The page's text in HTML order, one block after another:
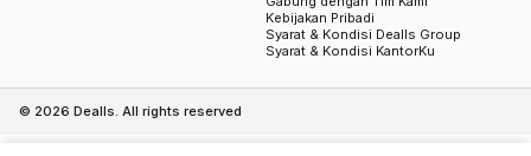
Kebijakan Pribadi
Syarat & Kondisi Dealls Group
Syarat & Kondisi KantorKu
© 2026 Dealls. All rights reserved